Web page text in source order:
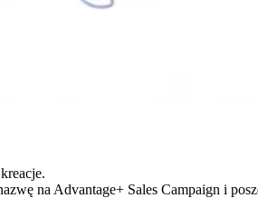
na Advantage+ Sales Campaign i